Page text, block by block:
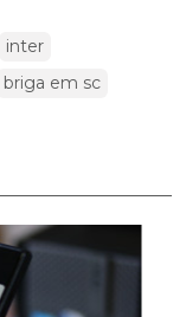
inter
briga em sc